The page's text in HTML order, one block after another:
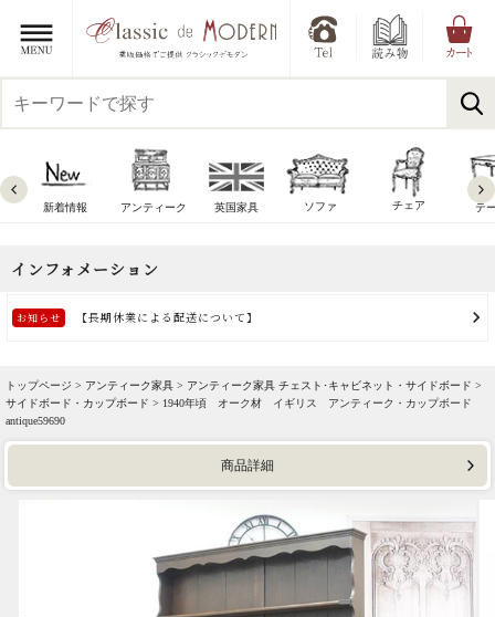
新着情報 アンティーク 英国家具 ソファ チェア テ
トップページ > アンティーク家具 > アンティーク家具 チェスト･キャビネット・サイドボード >
サイドボード・カップボード > 1940年頃 オーク材 イギリス アンティーク・カップボード
antique59690
商品詳細